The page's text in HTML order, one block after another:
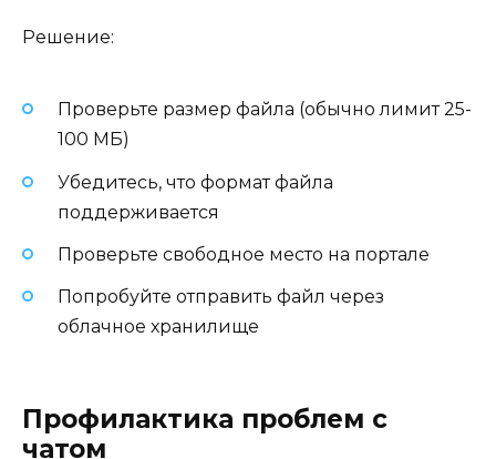
Решение:
Проверьте размер файла (обычно лимит 25-
100 МБ)
Убедитесь, что формат файла
поддерживается
Проверьте свободное место на портале
Попробуйте отправить файл через
облачное хранилище
Профилактика проблем с
чатом